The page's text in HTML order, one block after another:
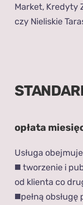
Market, Kredyty
czy Nieliskie
opłata
Usługa
◼️ tworzenie i
od klienta co
◼️pełną